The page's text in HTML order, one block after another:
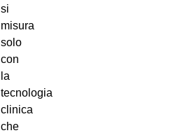
si
misura
solo
con
la
tecnologia
clinica
che